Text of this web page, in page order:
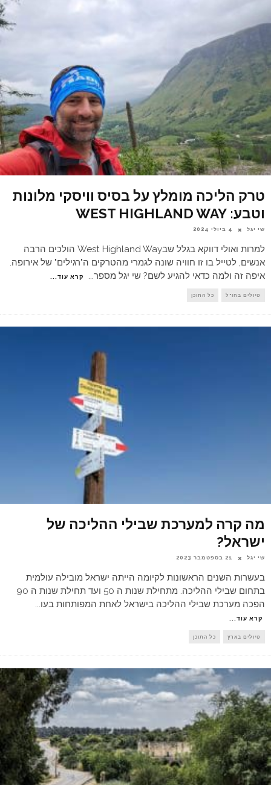
טרק הליכה מומלץ על בסיס וויסקי מלונות
וטבע: WEST HIGHLAND WAY
שי יגל 4 ביולי 2024
למרות ואולי דווקא בגלל שבWest Highland Way הולכים הרבה
אנשים, לטייל בו זו חוויה שונה לגמרי מהטרקים ה"רגילים" של אירופה.
איפה זה ולמה כדאי להגיע לשם? שי יגל מספר... קרא עוד...
טיולים בחו"ל כל התוכן
מה קרה למערכת שבילי ההליכה של
ישראל?
שי יגל 21 בספטמבר 2023
בעשרות השנים הראשונות לקיומה הייתה ישראל מובילה עולמית
בתחום שבילי ההליכה. מתחילת שנות ה 50 ועד תחילת שנות ה 90
הפכה מערכת שבילי ההליכה בישראל לאחת המפותחות בעו...
קרא עוד...
טיולים בארץ כל התוכן